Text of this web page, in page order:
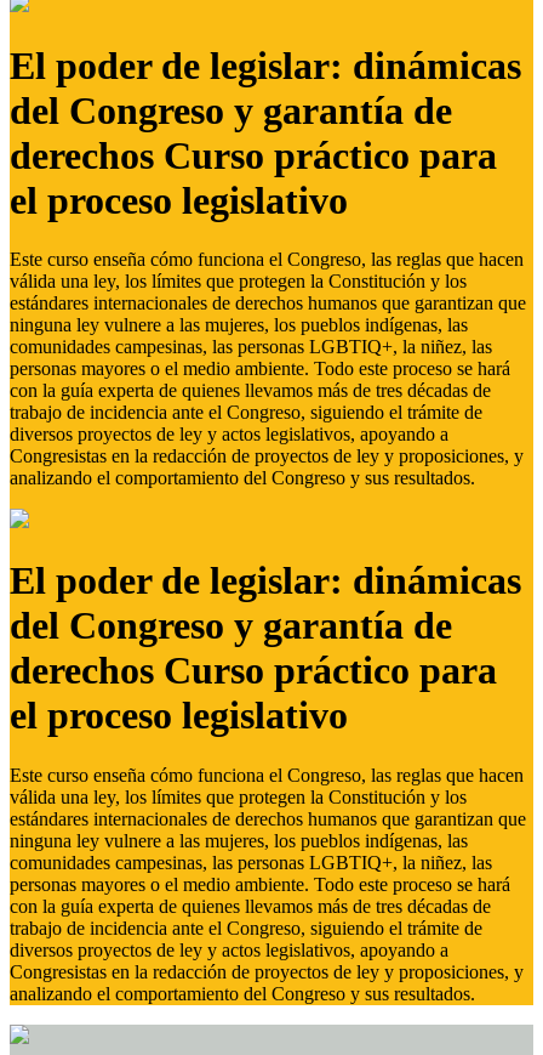
El poder de legislar: dinámicas
del Congreso y garantía de
derechos Curso práctico para
el proceso legislativo
Este curso enseña cómo funciona el Congreso, las reglas que hacen
válida una ley, los límites que protegen la Constitución y los
estándares internacionales de derechos humanos que garantizan que
ninguna ley vulnere a las mujeres, los pueblos indígenas, las
comunidades campesinas, las personas LGBTIQ+, la niñez, las
personas mayores o el medio ambiente. Todo este proceso se hará
con la guía experta de quienes llevamos más de tres décadas de
trabajo de incidencia ante el Congreso, siguiendo el trámite de
diversos proyectos de ley y actos legislativos, apoyando a
Congresistas en la redacción de proyectos de ley y proposiciones, y
analizando el comportamiento del Congreso y sus resultados.
El poder de legislar: dinámicas
del Congreso y garantía de
derechos Curso práctico para
el proceso legislativo
Este curso enseña cómo funciona el Congreso, las reglas que hacen
válida una ley, los límites que protegen la Constitución y los
estándares internacionales de derechos humanos que garantizan que
ninguna ley vulnere a las mujeres, los pueblos indígenas, las
comunidades campesinas, las personas LGBTIQ+, la niñez, las
personas mayores o el medio ambiente. Todo este proceso se hará
con la guía experta de quienes llevamos más de tres décadas de
trabajo de incidencia ante el Congreso, siguiendo el trámite de
diversos proyectos de ley y actos legislativos, apoyando a
Congresistas en la redacción de proyectos de ley y proposiciones, y
analizando el comportamiento del Congreso y sus resultados.